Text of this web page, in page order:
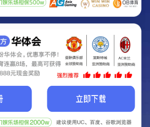
Guys!
即将上线啦...
们的网站正在建设.
将是非常棒的网站.